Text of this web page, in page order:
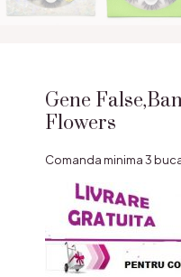
Gene
Flowers
Comanda minima 3